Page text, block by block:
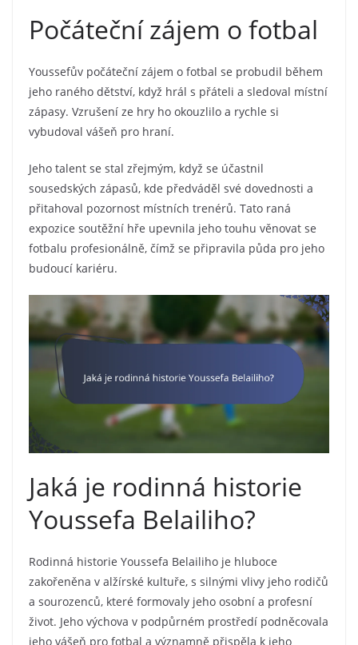
Počáteční zájem o fotbal
Youssefův počáteční zájem o fotbal se probudil během
jeho raného dětství, když hrál s přáteli a sledoval místní
zápasy. Vzrušení ze hry ho okouzlilo a rychle si
vybudoval vášeň pro hraní.
Jeho talent se stal zřejmým, když se účastnil
sousedských zápasů, kde předváděl své dovednosti a
přitahoval pozornost místních trenérů. Tato raná
expozice soutěžní hře upevnila jeho touhu věnovat se
fotbalu profesionálně, čímž se připravila půda pro jeho
budoucí kariéru.
Jaká je rodinná historie
Youssefa Belailiho?
Rodinná historie Youssefa Belailiho je hluboce
zakořeněna v alžírské kultuře, s silnými vlivy jeho rodičů
a sourozenců, které formovaly jeho osobní a profesní
život. Jeho výchova v podpůrném prostředí podněcovala
jeho vášeň pro fotbal a významně přispěla k jeho